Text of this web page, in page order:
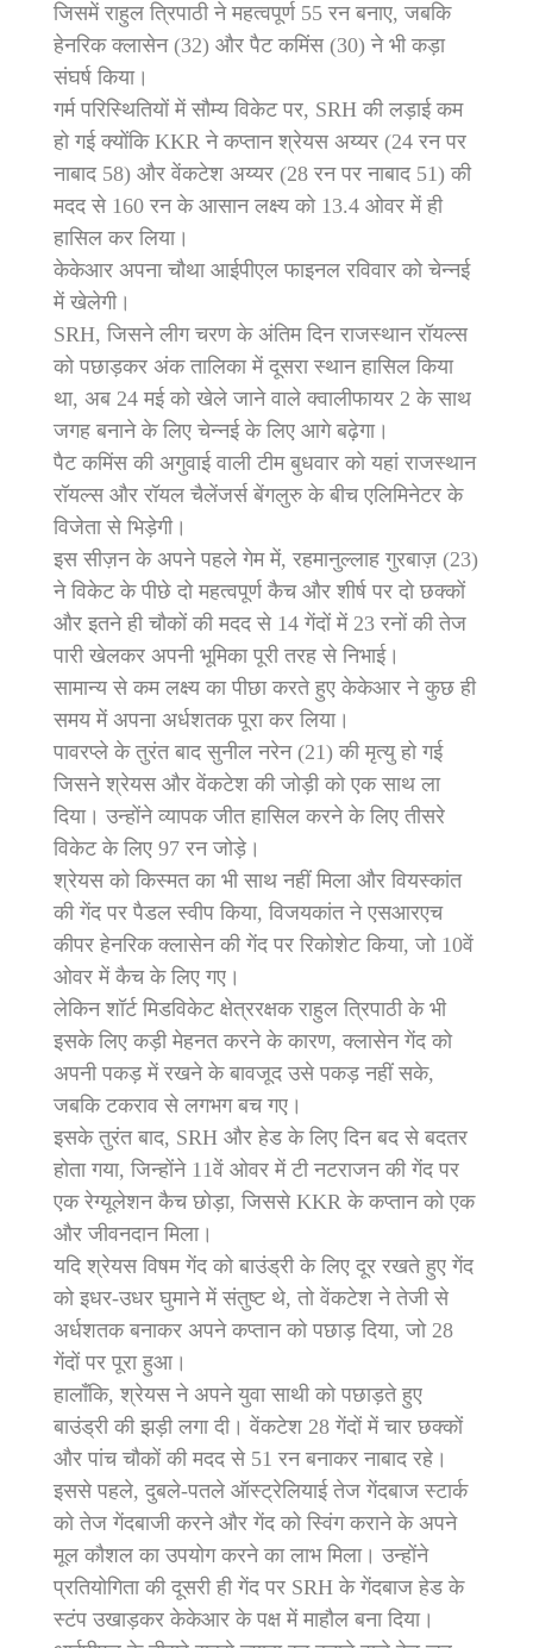
जिसमें राहुल त्रिपाठी ने महत्वपूर्ण 55 रन बनाए, जबकि
हेनरिक क्लासेन (32) और पैट कमिंस (30) ने भी कड़ा
संघर्ष किया।
गर्म परिस्थितियों में सौम्य विकेट पर, SRH की लड़ाई कम
हो गई क्योंकि KKR ने कप्तान श्रेयस अय्यर (24 रन पर
नाबाद 58) और वेंकटेश अय्यर (28 रन पर नाबाद 51) की
मदद से 160 रन के आसान लक्ष्य को 13.4 ओवर में ही
हासिल कर लिया।
केकेआर अपना चौथा आईपीएल फाइनल रविवार को चेन्नई
में खेलेगी।
SRH, जिसने लीग चरण के अंतिम दिन राजस्थान रॉयल्स
को पछाड़कर अंक तालिका में दूसरा स्थान हासिल किया
था, अब 24 मई को खेले जाने वाले क्वालीफायर 2 के साथ
जगह बनाने के लिए चेन्नई के लिए आगे बढ़ेगा।
पैट कमिंस की अगुवाई वाली टीम बुधवार को यहां राजस्थान
रॉयल्स और रॉयल चैलेंजर्स बेंगलुरु के बीच एलिमिनेटर के
विजेता से भिड़ेगी।
इस सीज़न के अपने पहले गेम में, रहमानुल्लाह गुरबाज़ (23)
ने विकेट के पीछे दो महत्वपूर्ण कैच और शीर्ष पर दो छक्कों
और इतने ही चौकों की मदद से 14 गेंदों में 23 रनों की तेज
पारी खेलकर अपनी भूमिका पूरी तरह से निभाई।
सामान्य से कम लक्ष्य का पीछा करते हुए केकेआर ने कुछ ही
समय में अपना अर्धशतक पूरा कर लिया।
पावरप्ले के तुरंत बाद सुनील नरेन (21) की मृत्यु हो गई
जिसने श्रेयस और वेंकटेश की जोड़ी को एक साथ ला
दिया। उन्होंने व्यापक जीत हासिल करने के लिए तीसरे
विकेट के लिए 97 रन जोड़े।
श्रेयस को किस्मत का भी साथ नहीं मिला और वियस्कांत
की गेंद पर पैडल स्वीप किया, विजयकांत ने एसआरएच
कीपर हेनरिक क्लासेन की गेंद पर रिकोशेट किया, जो 10वें
ओवर में कैच के लिए गए।
लेकिन शॉर्ट मिडविकेट क्षेत्ररक्षक राहुल त्रिपाठी के भी
इसके लिए कड़ी मेहनत करने के कारण, क्लासेन गेंद को
अपनी पकड़ में रखने के बावजूद उसे पकड़ नहीं सके,
जबकि टकराव से लगभग बच गए।
इसके तुरंत बाद, SRH और हेड के लिए दिन बद से बदतर
होता गया, जिन्होंने 11वें ओवर में टी नटराजन की गेंद पर
एक रेग्यूलेशन कैच छोड़ा, जिससे KKR के कप्तान को एक
और जीवनदान मिला।
यदि श्रेयस विषम गेंद को बाउंड्री के लिए दूर रखते हुए गेंद
को इधर-उधर घुमाने में संतुष्ट थे, तो वेंकटेश ने तेजी से
अर्धशतक बनाकर अपने कप्तान को पछाड़ दिया, जो 28
गेंदों पर पूरा हुआ।
हालाँकि, श्रेयस ने अपने युवा साथी को पछाड़ते हुए
बाउंड्री की झड़ी लगा दी। वेंकटेश 28 गेंदों में चार छक्कों
और पांच चौकों की मदद से 51 रन बनाकर नाबाद रहे।
इससे पहले, दुबले-पतले ऑस्ट्रेलियाई तेज गेंदबाज स्टार्क
को तेज गेंदबाजी करने और गेंद को स्विंग कराने के अपने
मूल कौशल का उपयोग करने का लाभ मिला। उन्होंने
प्रतियोगिता की दूसरी ही गेंद पर SRH के गेंदबाज हेड के
स्टंप उखाड़कर केकेआर के पक्ष में माहौल बना दिया।